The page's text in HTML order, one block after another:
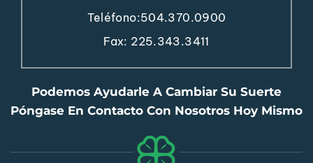
Teléfono:504.370.0900
Fax: 225.343.3411
Podemos Ayudarle A Cambiar Su Suerte
Póngase En Contacto Con Nosotros Hoy Mismo